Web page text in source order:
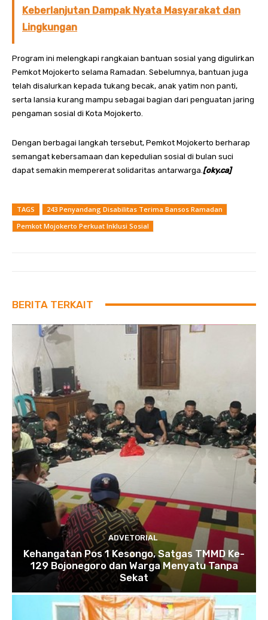
Keberlanjutan Dampak Nyata Masyarakat dan
Lingkungan
Program ini melengkapi rangkaian bantuan sosial yang digulirkan
Pemkot Mojokerto selama Ramadan. Sebelumnya, bantuan juga
telah disalurkan kepada tukang becak, anak yatim non panti,
serta lansia kurang mampu sebagai bagian dari penguatan jaring
pengaman sosial di Kota Mojokerto.
Dengan berbagai langkah tersebut, Pemkot Mojokerto berharap
semangat kebersamaan dan kepedulian sosial di bulan suci
dapat semakin mempererat solidaritas antarwarga. [oky.ca]
TAGS
243 Penyandang Disabilitas Terima Bansos Ramadan
Pemkot Mojokerto Perkuat Inklusi Sosial
BERITA TERKAIT
ADVETORIAL
Kehangatan Pos 1 Kesongo, Satgas TMMD Ke-
129 Bojonegoro dan Warga Menyatu Tanpa
Sekat